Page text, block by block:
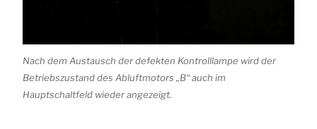
Nach dem Austausch der defekten Kontrolllampe wird der
Betriebszustand des Abluftmotors „B“ auch im
Hauptschaltfeld wieder angezeigt.